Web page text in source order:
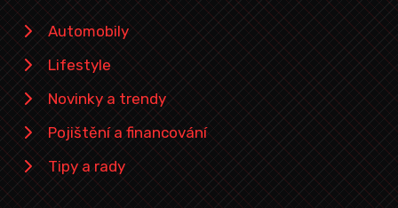
Automobily
Lifestyle
Novinky a trendy
Pojištění a financování
Tipy a rady